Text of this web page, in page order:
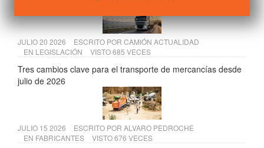
JULIO 20 2026 ESCRITO POR CAMIÓN ACTUALIDAD
EN LEGISLACIÓN VISTO 685 VECES
Tres cambios clave para el transporte de mercancías desde
julio de 2026
JULIO 15 2026 ESCRITO POR ALVARO PEDROCHE
EN FABRICANTES VISTO 676 VECES